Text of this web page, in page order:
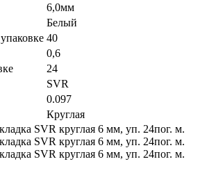
6,0мм
Белый
40
0,6
24
SVR
0.097
Круглая
SVR круглая 6 мм, уп. 24пог. м.
SVR круглая 6 мм, уп. 24пог. м.
SVR круглая 6 мм, уп. 24пог. м.